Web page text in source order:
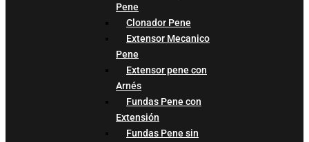
Pene
Clonador Pene
Extensor Mecanico
Pene
Extensor pene con
Arnés
Fundas Pene con
Extensión
Fundas Pene sin